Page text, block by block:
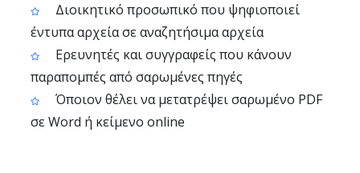
Διοικητικό προσωπικό που ψηφιοποιεί
έντυπα αρχεία σε αναζητήσιμα αρχεία
Ερευνητές και συγγραφείς που κάνουν
παραπομπές από σαρωμένες πηγές
Όποιον θέλει να μετατρέψει σαρωμένο PDF
σε Word ή κείμενο online